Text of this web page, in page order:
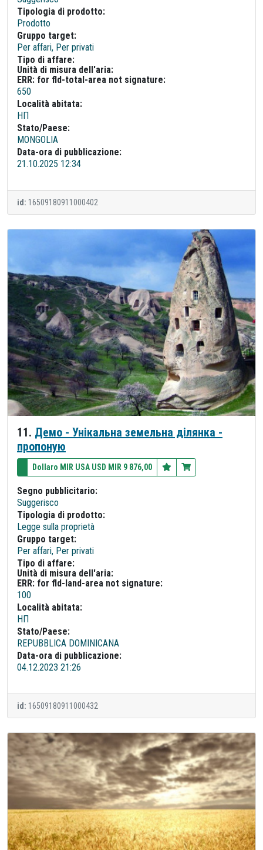
Tipologia di prodotto:
Prodotto
Gruppo target:
Per affari, Per privati
Tipo di affare:
Unità di misura dell'aria:
ERR: for fld-total-area not signature:
650
Località abitata:
НП
Stato/Paese:
MONGOLIA
Data-ora di pubblicazione:
21.10.2025 12:34
id: 16509180911000402
11. Демо - Унікальна земельна ділянка -
пропоную
Dollaro MIR USA USD MIR 9 876,00
Segno pubblicitario:
Suggerisco
Tipologia di prodotto:
Legge sulla proprietà
Gruppo target:
Per affari, Per privati
Tipo di affare:
Unità di misura dell'aria:
ERR: for fld-land-area not signature:
100
Località abitata:
НП
Stato/Paese:
REPUBBLICA DOMINICANA
Data-ora di pubblicazione:
04.12.2023 21:26
id: 16509180911000432